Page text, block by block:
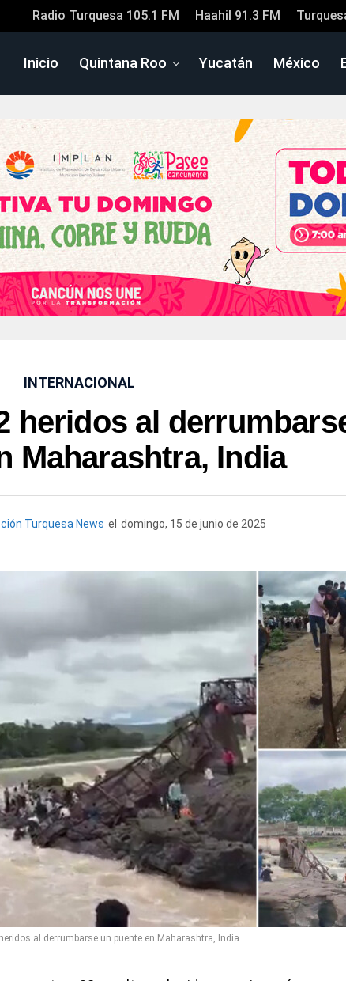
Radio Turquesa 105.1 FM Haahil 91.3 FM
Inicio Quintana Roo Yucatán México
INTERNACIONAL
heridos al
Maharashtra, India
Turquesa News el domingo, 15 de junio de 2025
al derrumbarse un puente en Maharashtra, India